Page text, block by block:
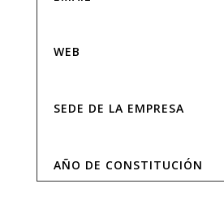
WEB
SEDE DE LA EMPRESA
AÑO DE CONSTITUCIÓN